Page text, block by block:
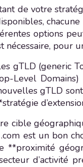
de votre
options
pour
gTLD (generic
Level
gTLD
cible
est un bon
d’activité